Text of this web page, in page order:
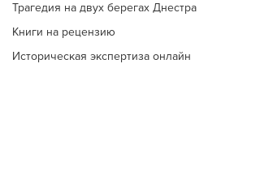
Трагедия на двух берегах Днестра
Книги на рецензию
Историческая экспертиза онлайн